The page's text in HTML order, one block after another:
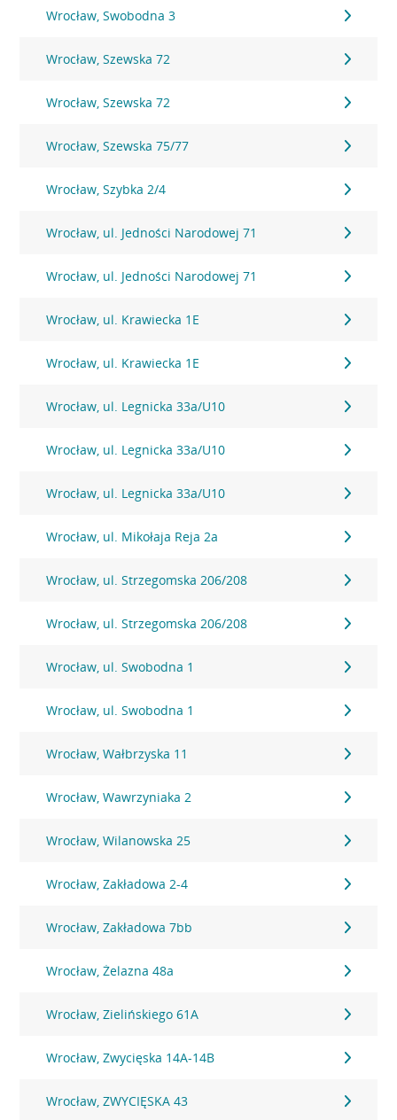
Wrocław, Swobodna 3
Wrocław, Szewska 72
Wrocław, Szewska 72
Wrocław, Szewska 75/77
Wrocław, Szybka 2/4
Wrocław, ul. Jedności Narodowej 71
Wrocław, ul. Jedności Narodowej 71
Wrocław, ul. Krawiecka 1E
Wrocław, ul. Krawiecka 1E
Wrocław, ul. Legnicka 33a/U10
Wrocław, ul. Legnicka 33a/U10
Wrocław, ul. Legnicka 33a/U10
Wrocław, ul. Mikołaja Reja 2a
Wrocław, ul. Strzegomska 206/208
Wrocław, ul. Strzegomska 206/208
Wrocław, ul. Swobodna 1
Wrocław, ul. Swobodna 1
Wrocław, Wałbrzyska 11
Wrocław, Wawrzyniaka 2
Wrocław, Wilanowska 25
Wrocław, Zakładowa 2-4
Wrocław, Zakładowa 7bb
Wrocław, Żelazna 48a
Wrocław, Zielińskiego 61A
Wrocław, Zwycięska 14A-14B
Wrocław, ZWYCIĘSKA 43